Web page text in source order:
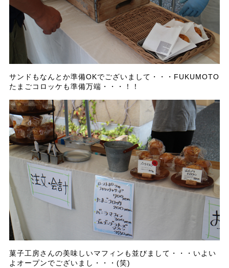
サンドもなんとか準備OKでございまして・・・FUKUMOTO
たまごコロッケも準備万端・・・！！
菓子工房さんの美味しいマフィンも並びまして・・・いよい
よオープンでございまし・・・(笑)